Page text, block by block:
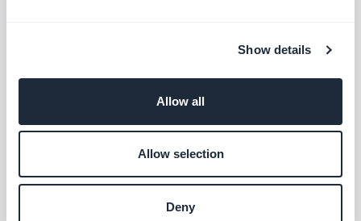
Show details
Allow all
Allow selection
Deny